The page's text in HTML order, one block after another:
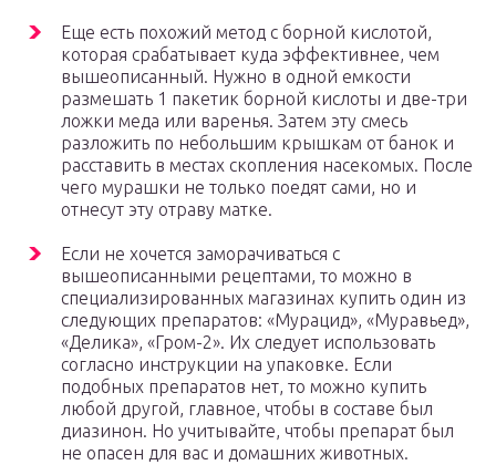
Еще есть похожий метод с борной кислотой,
которая срабатывает куда эффективнее, чем
вышеописанный. Нужно в одной емкости
размешать 1 пакетик борной кислоты и две-три
ложки меда или варенья. Затем эту смесь
разложить по небольшим крышкам от банок и
расставить в местах скопления насекомых. После
чего мурашки не только поедят сами, но и
отнесут эту отраву матке.
Если не хочется заморачиваться с
вышеописанными рецептами, то можно в
специализированных магазинах купить один из
следующих препаратов: «Мурацид», «Муравьед»,
«Делика», «Гром-2». Их следует использовать
согласно инструкции на упаковке. Если
подобных препаратов нет, то можно купить
любой другой, главное, чтобы в составе был
диазинон. Но учитывайте, чтобы препарат был
не опасен для вас и домашних животных.